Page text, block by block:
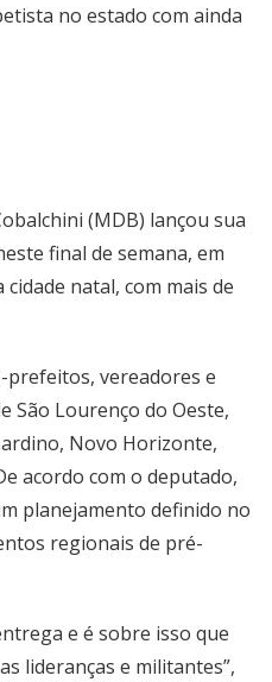
no estado com ainda
(MDB) lançou sua
final de semana, em
natal, com mais de
vereadores e
São Lourenço do Oeste,
Novo Horizonte,
acordo com o deputado,
planejamento definido no
regionais de pré-
e é sobre isso que
lideranças e militantes”,